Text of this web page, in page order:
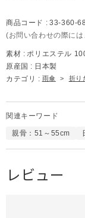
商品コード : 33-360-
(お問い合わせの際に
素材 : ポリエステル
原産国 : 日本製
カテゴリ : 雨傘 > 折り
関連キーワード
親骨：51～55cm
レビュー